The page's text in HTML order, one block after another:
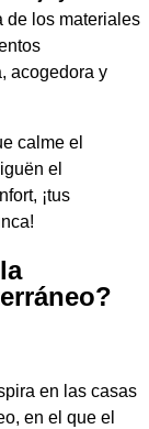
de los materiales
acogedora y
calme el
el
¡tus
en las casas
en el que el